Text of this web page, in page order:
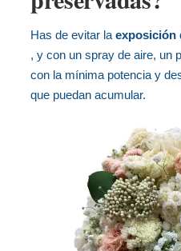
Has de evitar laexposición
, y con un spray de aire, un
con la mínima potencia y
que puedan acumular.